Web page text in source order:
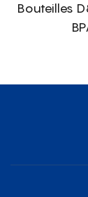
Bouteilles